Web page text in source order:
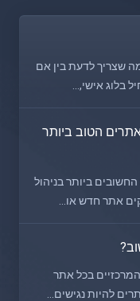
שצריך לדעת בין אם
אישי,...
הטוב ביותר
ביותר בניהול
אתר חדש או...
בכל אתר
להיות נגישים...